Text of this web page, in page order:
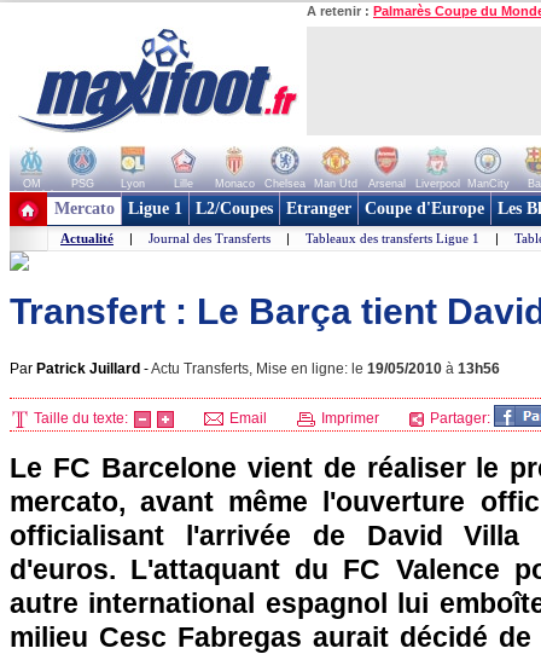
A retenir : Palmarès Coupe du
OM PSG Lyon Lille Monaco Chelsea Man Utd Arsenal Liverpool ManCity
+ de clubs
Mercato Ligue 1 L2/Coupes Etranger Coupe d'Europe Les
Actualité | Journal des Transferts | Tableaux des transferts Ligue 1 |
Transfert : Le Barça tient
Par Patrick Juillard -Actu Transferts, Mise en ligne: le 19/05/2010 à 13h56
Taille du texte: Email Imprimer Partager:
Le FC Barcelone vient de réaliser le
mercato, avant même l'ouverture
officialisant l'arrivée de David Villa
d'euros. L'attaquant du FC Valence
autre international espagnol lui
milieu Cesc Fabregas aurait décidé